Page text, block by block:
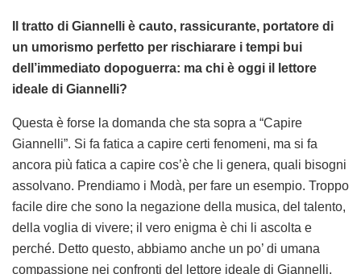
Il tratto di Giannelli è cauto, rassicurante, portatore di
un umorismo perfetto per rischiarare i tempi bui
dell’immediato dopoguerra: ma chi è oggi il lettore
ideale di Giannelli?
Questa è forse la domanda che sta sopra a “Capire
Giannelli”. Si fa fatica a capire certi fenomeni, ma si fa
ancora più fatica a capire cos’è che li genera, quali bisogni
assolvano. Prendiamo i Modà, per fare un esempio. Troppo
facile dire che sono la negazione della musica, del talento,
della voglia di vivere; il vero enigma è chi li ascolta e
perché. Detto questo, abbiamo anche un po’ di umana
compassione nei confronti del lettore ideale di Giannelli,